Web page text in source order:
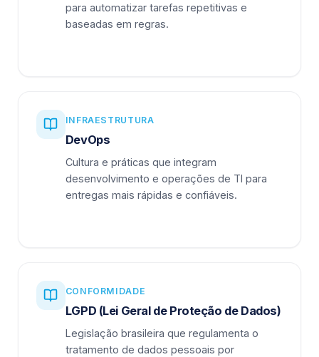
para automatizar tarefas repetitivas e
baseadas em regras.
INFRAESTRUTURA
DevOps
Cultura e práticas que integram
desenvolvimento e operações de TI para
entregas mais rápidas e confiáveis.
CONFORMIDADE
LGPD (Lei Geral de Proteção de Dados)
Legislação brasileira que regulamenta o
tratamento de dados pessoais por